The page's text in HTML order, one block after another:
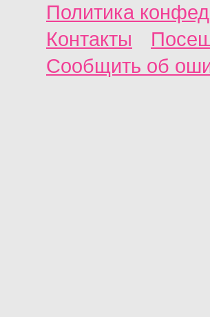
Политика
Контакты
Сообщить об